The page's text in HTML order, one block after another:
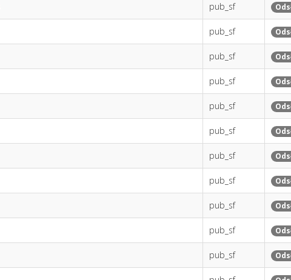
pub_sf
pub_sf
pub_sf
pub_sf
pub_sf
pub_sf
pub_sf
pub_sf
pub_sf
pub_sf
pub_sf